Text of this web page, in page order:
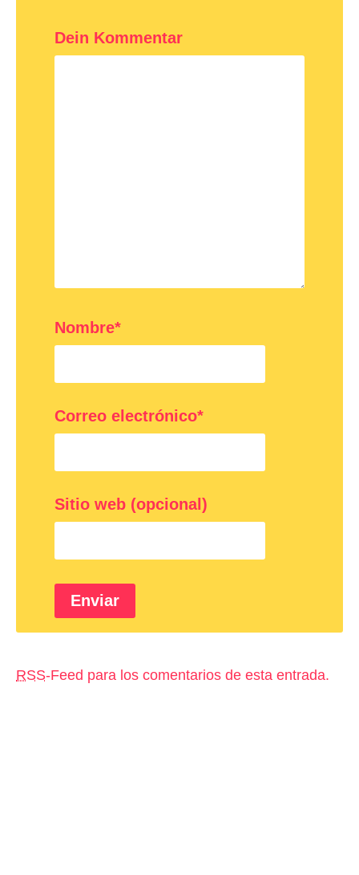
Dein Kommentar
Nombre*
Correo electrónico*
Sitio web (opcional)
RSS-Feed para los comentarios de esta entrada.